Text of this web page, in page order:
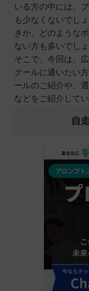
いる方の中には、
も少なくないでし
きか、どのような
ない方も多いでしょ
そこで、今回は、
クールに通いたい
ールのご紹介や、
などをご紹介してい
自